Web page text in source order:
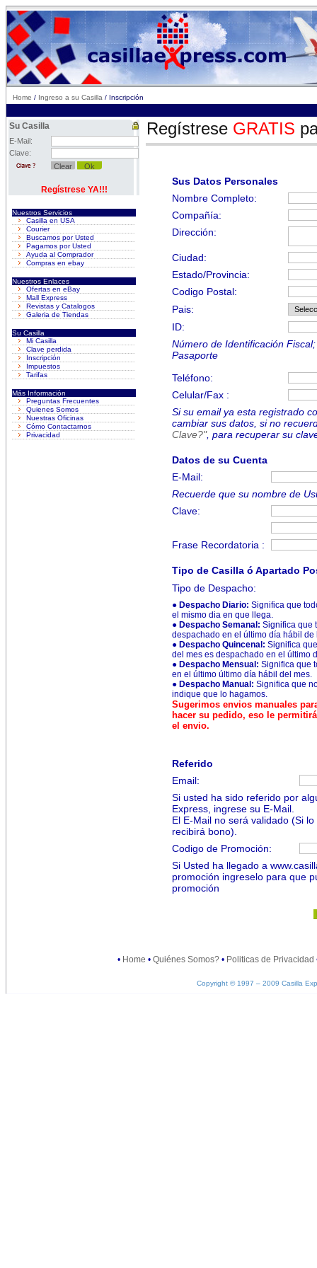
Home / Ingreso a su Casilla / Inscripción
Su Casilla
E-Mail:
Clave:
Regístrese YA!!!
Nuestros Servicios
Casilla en USA
Courier
Buscamos por Usted
Pagamos por Usted
Ayuda al Comprador
Compras en ebay
Nuestros Enlaces
Ofertas en eBay
Mall Express
Revistas y Catalogos
Galeria de Tiendas
Su Casilla
Mi Casilla
Clave perdida
Inscripción
Impuestos
Tarifas
Más Información
Preguntas Frecuentes
Quienes Somos
Nuestras Oficinas
Cómo Contactarnos
Privacidad
Regístrese GRATIS
Sus Datos Personales
Nombre Completo:
Compañía:
Dirección:
Ciudad:
Estado/Provincia:
Codigo Postal:
Pais:
ID:
Número de Identificación
Pasaporte
Teléfono:
Celular/Fax :
Si su email ya esta registrado
cambiar sus datos, si no
Clave?", para recuperar su
Datos de su Cuenta
E-Mail:
Recuerde que su nombre de
Clave:
Frase Recordatoria :
Tipo de Casilla ó Apartado
Tipo de Despacho:
● Despacho Diario: Significa que
el mismo dia en que llega.
● Despacho Semanal: Significa que
despachado en el último día hábil
● Despacho Quincenal: Significa
del mes es despachado en el último
● Despacho Mensual: Significa que
en el último último día hábil del mes.
● Despacho Manual: Significa que
indique que lo hagamos.
Sugerimos envios manuales
hacer su pedido, eso le
el envio.
Referido
Email:
Si usted ha sido referido por
Express, ingrese su E-Mail.
El E-Mail no será validado (Si
recibirá bono).
Codigo de Promoción:
Si Usted ha llegado a
promoción ingreselo para que
promoción
• Home • Quiénes Somos? • Politicas de Privacidad
Copyright © 1997 – 2009 Casilla